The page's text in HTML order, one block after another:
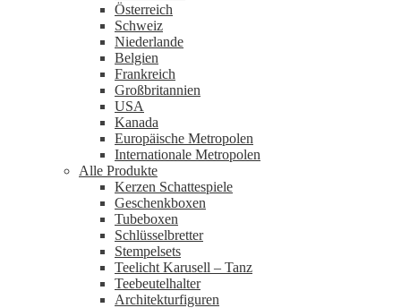
Österreich
Schweiz
Niederlande
Belgien
Frankreich
Großbritannien
USA
Kanada
Europäische Metropolen
Internationale Metropolen
Alle Produkte
Kerzen Schattespiele
Geschenkboxen
Tubeboxen
Schlüsselbretter
Stempelsets
Teelicht Karusell – Tanz
Teebeutelhalter
Architekturfiguren